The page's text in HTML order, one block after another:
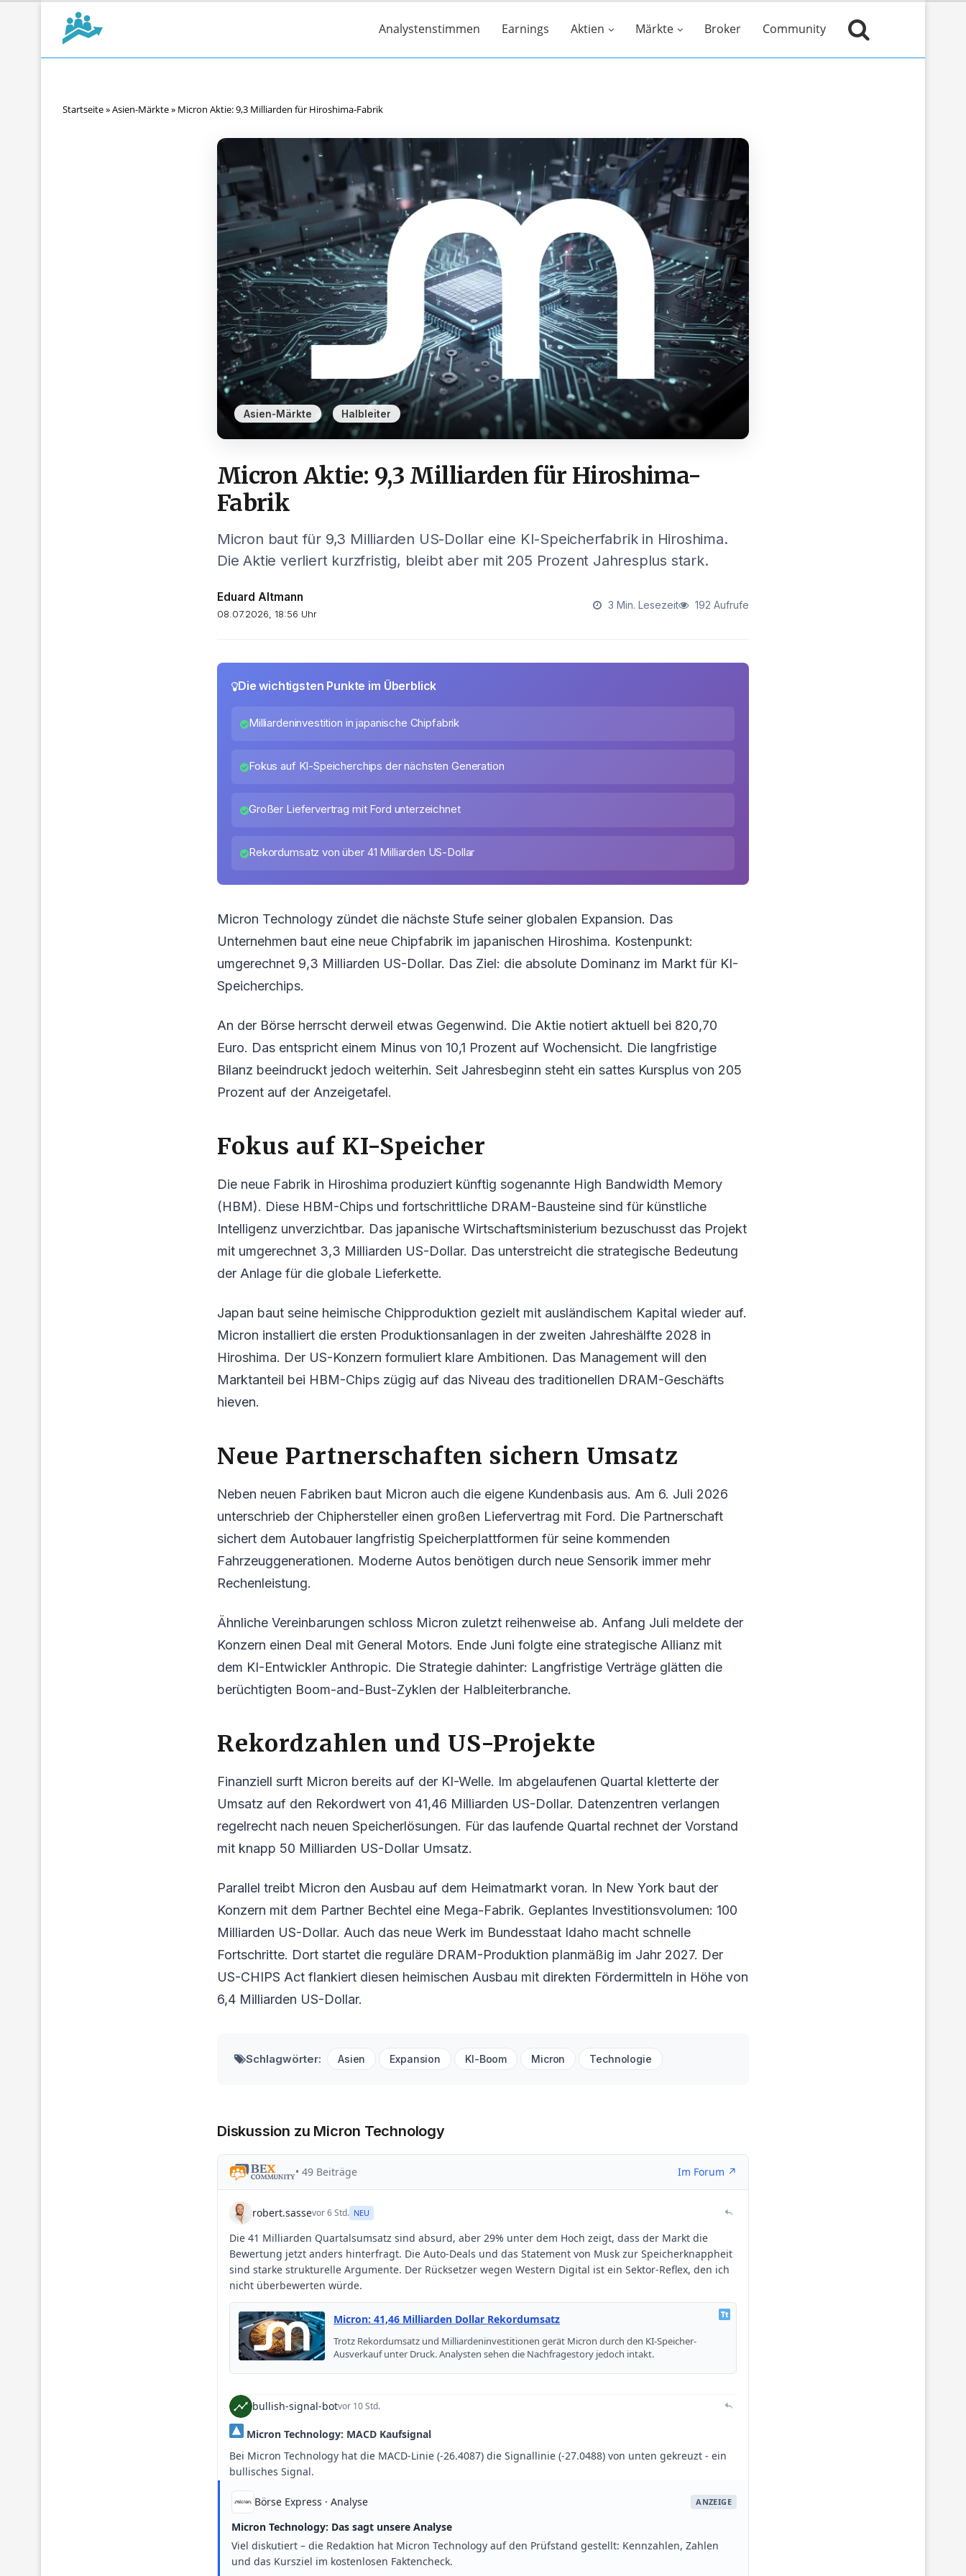
Analystenstimmen Earnings Aktien Märkte Broker Community
Startseite»Asien-Märkte» Micron Aktie: 9,3 Milliarden für Hiroshima-Fabrik
Asien-Märkte , Halbleiter
Micron Aktie: 9,3 Milliarden für Hiroshima-
Fabrik
Micron baut für 9,3 Milliarden US-Dollar eine KI-Speicherfabrik in Hiroshima.
Die Aktie verliert kurzfristig, bleibt aber mit 205 Prozent Jahresplus stark.
Eduard Altmann
08.07.2026, 18:56 Uhr
3 Min. Lesezeit 192 Aufrufe
Die wichtigsten Punkte im Überblick
Milliardeninvestition in japanische Chipfabrik
Fokus auf KI-Speicherchips der nächsten Generation
Großer Liefervertrag mit Ford unterzeichnet
Rekordumsatz von über 41 Milliarden US-Dollar
Micron Technology zündet die nächste Stufe seiner globalen Expansion. Das
Unternehmen baut eine neue Chipfabrik im japanischen Hiroshima. Kostenpunkt:
umgerechnet 9,3 Milliarden US-Dollar. Das Ziel: die absolute Dominanz im Markt für KI-
Speicherchips.
An der Börse herrscht derweil etwas Gegenwind. Die Aktie notiert aktuell bei 820,70
Euro. Das entspricht einem Minus von 10,1 Prozent auf Wochensicht. Die langfristige
Bilanz beeindruckt jedoch weiterhin. Seit Jahresbeginn steht ein sattes Kursplus von 205
Prozent auf der Anzeigetafel.
Fokus auf KI-Speicher
Die neue Fabrik in Hiroshima produziert künftig sogenannte High Bandwidth Memory
(HBM). Diese HBM-Chips und fortschrittliche DRAM-Bausteine sind für künstliche
Intelligenz unverzichtbar. Das japanische Wirtschaftsministerium bezuschusst das Projekt
mit umgerechnet 3,3 Milliarden US-Dollar. Das unterstreicht die strategische Bedeutung
der Anlage für die globale Lieferkette.
Japan baut seine heimische Chipproduktion gezielt mit ausländischem Kapital wieder auf.
Micron installiert die ersten Produktionsanlagen in der zweiten Jahreshälfte 2028 in
Hiroshima. Der US-Konzern formuliert klare Ambitionen. Das Management will den
Marktanteil bei HBM-Chips zügig auf das Niveau des traditionellen DRAM-Geschäfts
hieven.
Neue Partnerschaften sichern Umsatz
Neben neuen Fabriken baut Micron auch die eigene Kundenbasis aus. Am 6. Juli 2026
unterschrieb der Chiphersteller einen großen Liefervertrag mit Ford. Die Partnerschaft
sichert dem Autobauer langfristig Speicherplattformen für seine kommenden
Fahrzeuggenerationen. Moderne Autos benötigen durch neue Sensorik immer mehr
Rechenleistung.
Ähnliche Vereinbarungen schloss Micron zuletzt reihenweise ab. Anfang Juli meldete der
Konzern einen Deal mit General Motors. Ende Juni folgte eine strategische Allianz mit
dem KI-Entwickler Anthropic. Die Strategie dahinter: Langfristige Verträge glätten die
berüchtigten Boom-and-Bust-Zyklen der Halbleiterbranche.
Rekordzahlen und US-Projekte
Finanziell surft Micron bereits auf der KI-Welle. Im abgelaufenen Quartal kletterte der
Umsatz auf den Rekordwert von 41,46 Milliarden US-Dollar. Datenzentren verlangen
regelrecht nach neuen Speicherlösungen. Für das laufende Quartal rechnet der Vorstand
mit knapp 50 Milliarden US-Dollar Umsatz.
Parallel treibt Micron den Ausbau auf dem Heimatmarkt voran. In New York baut der
Konzern mit dem Partner Bechtel eine Mega-Fabrik. Geplantes Investitionsvolumen: 100
Milliarden US-Dollar. Auch das neue Werk im Bundesstaat Idaho macht schnelle
Fortschritte. Dort startet die reguläre DRAM-Produktion planmäßig im Jahr 2027. Der
US-CHIPS Act flankiert diesen heimischen Ausbau mit direkten Fördermitteln in Höhe von
6,4 Milliarden US-Dollar.
Schlagwörter: Asien Expansion KI-Boom Micron Technologie
Diskussion zu Micron Technology